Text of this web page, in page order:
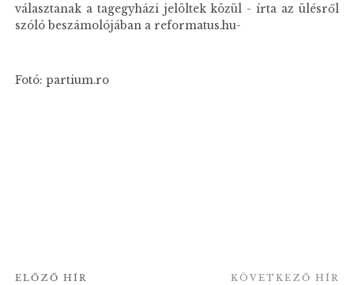
választanak a tagegyházi jelöltek közül - írta az ülésről
szóló beszámolójában a reformatus.hu-
Fotó: partium.ro
ELŐZŐ HÍR KÖVETKEZŐ HÍR